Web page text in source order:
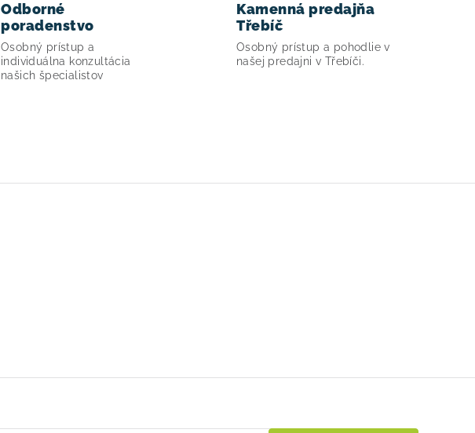
Odborné
poradenstvo
Osobný prístup a
individuálna konzultácia
našich špecialistov
Kamenná predajňa
Třebíč
Osobný prístup a pohodlie v
našej predajni v Třebíči.